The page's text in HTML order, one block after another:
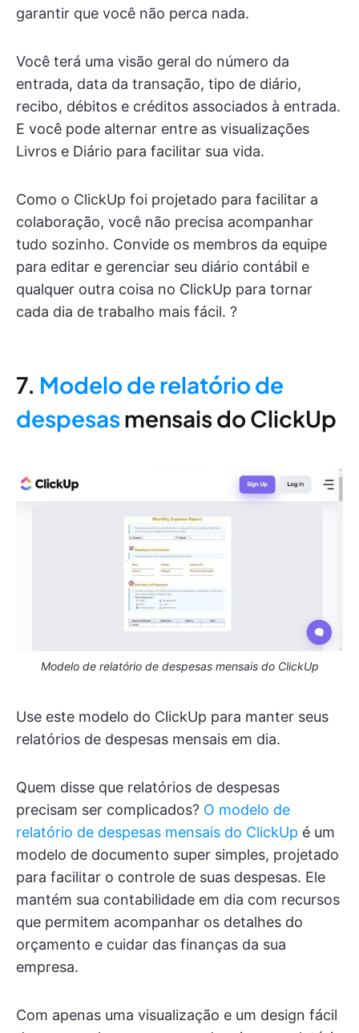
garantir que você não perca nada.
Você terá uma visão geral do número da
entrada, data da transação, tipo de diário,
recibo, débitos e créditos associados à entrada.
E você pode alternar entre as visualizações
Livros e Diário para facilitar sua vida.
Como o ClickUp foi projetado para facilitar a
colaboração, você não precisa acompanhar
tudo sozinho. Convide os membros da equipe
para editar e gerenciar seu diário contábil e
qualquer outra coisa no ClickUp para tornar
cada dia de trabalho mais fácil. ?
7. Modelo de relatório de
despesasmensais do ClickUp
Modelo de relatório de despesas mensais do ClickUp
Use este modelo do ClickUp para manter seus
relatórios de despesas mensais em dia.
Quem disse que relatórios de despesas
precisam ser complicados? O modelo de
relatório de despesas mensais do ClickUp é um
modelo de documento super simples, projetado
para facilitar o controle de suas despesas. Ele
mantém sua contabilidade em dia com recursos
que permitem acompanhar os detalhes do
orçamento e cuidar das finanças da sua
empresa.
Com apenas uma visualização e um design fácil